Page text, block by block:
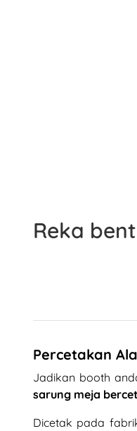
Reka
Percetakan
Jadikan booth
sarung meja
Dicetak pada